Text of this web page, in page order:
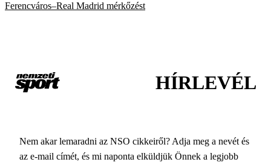
Ferencváros–Real Madrid mérkőzést
HÍRLEVÉL
Nem akar lemaradni az NSO cikkeiről? Adja meg a nevét és
az e-mail címét, és mi naponta elküldjük Önnek a legjobb